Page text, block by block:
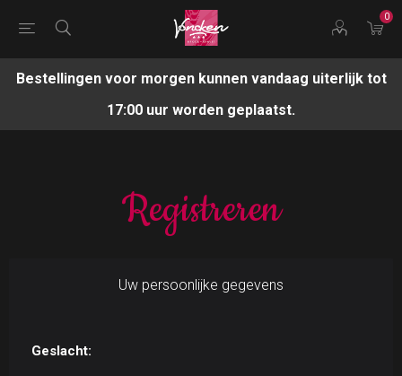
0
Bestellingen voor morgen kunnen vandaag uiterlijk tot
17:00 uur worden geplaatst.
Registreren
Uw persoonlijke gegevens
Geslacht: